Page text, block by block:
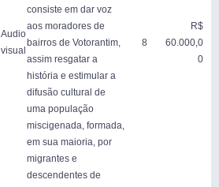
Audio
visual
consiste em dar voz
aos moradores de
bairros de Votorantim,
assim resgatar a
história e estimular a
difusão cultural de
uma população
miscigenada, formada,
em sua maioria, por
migrantes e
descendentes de
8
R$
60.000,0
0